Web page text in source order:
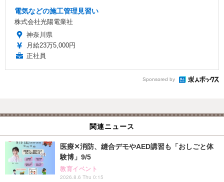
電気などの施工管理見習い
株式会社光陽電業社
神奈川県
月給23万5,000円
正社員
Sponsored by
関連ニュース
医療✕消防、縫合デモやAED講習も「おしごと体
験博」9/5
教育イベント
2026.8.6 Thu 0:15